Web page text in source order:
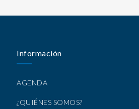
Información
AGENDA
¿QUIÉNES SOMOS?